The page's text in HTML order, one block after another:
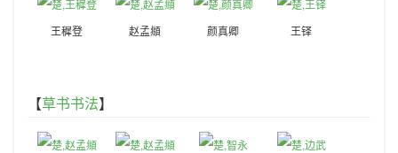
王穉登 赵孟頫 颜真卿 王铎
【草书书法】